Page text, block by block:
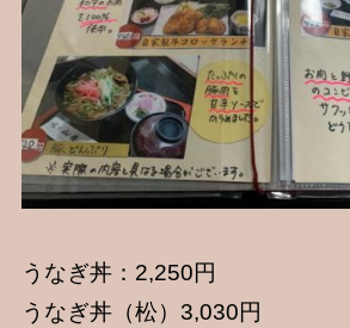
うなぎ丼：2,250円
うなぎ丼（松）3,030円